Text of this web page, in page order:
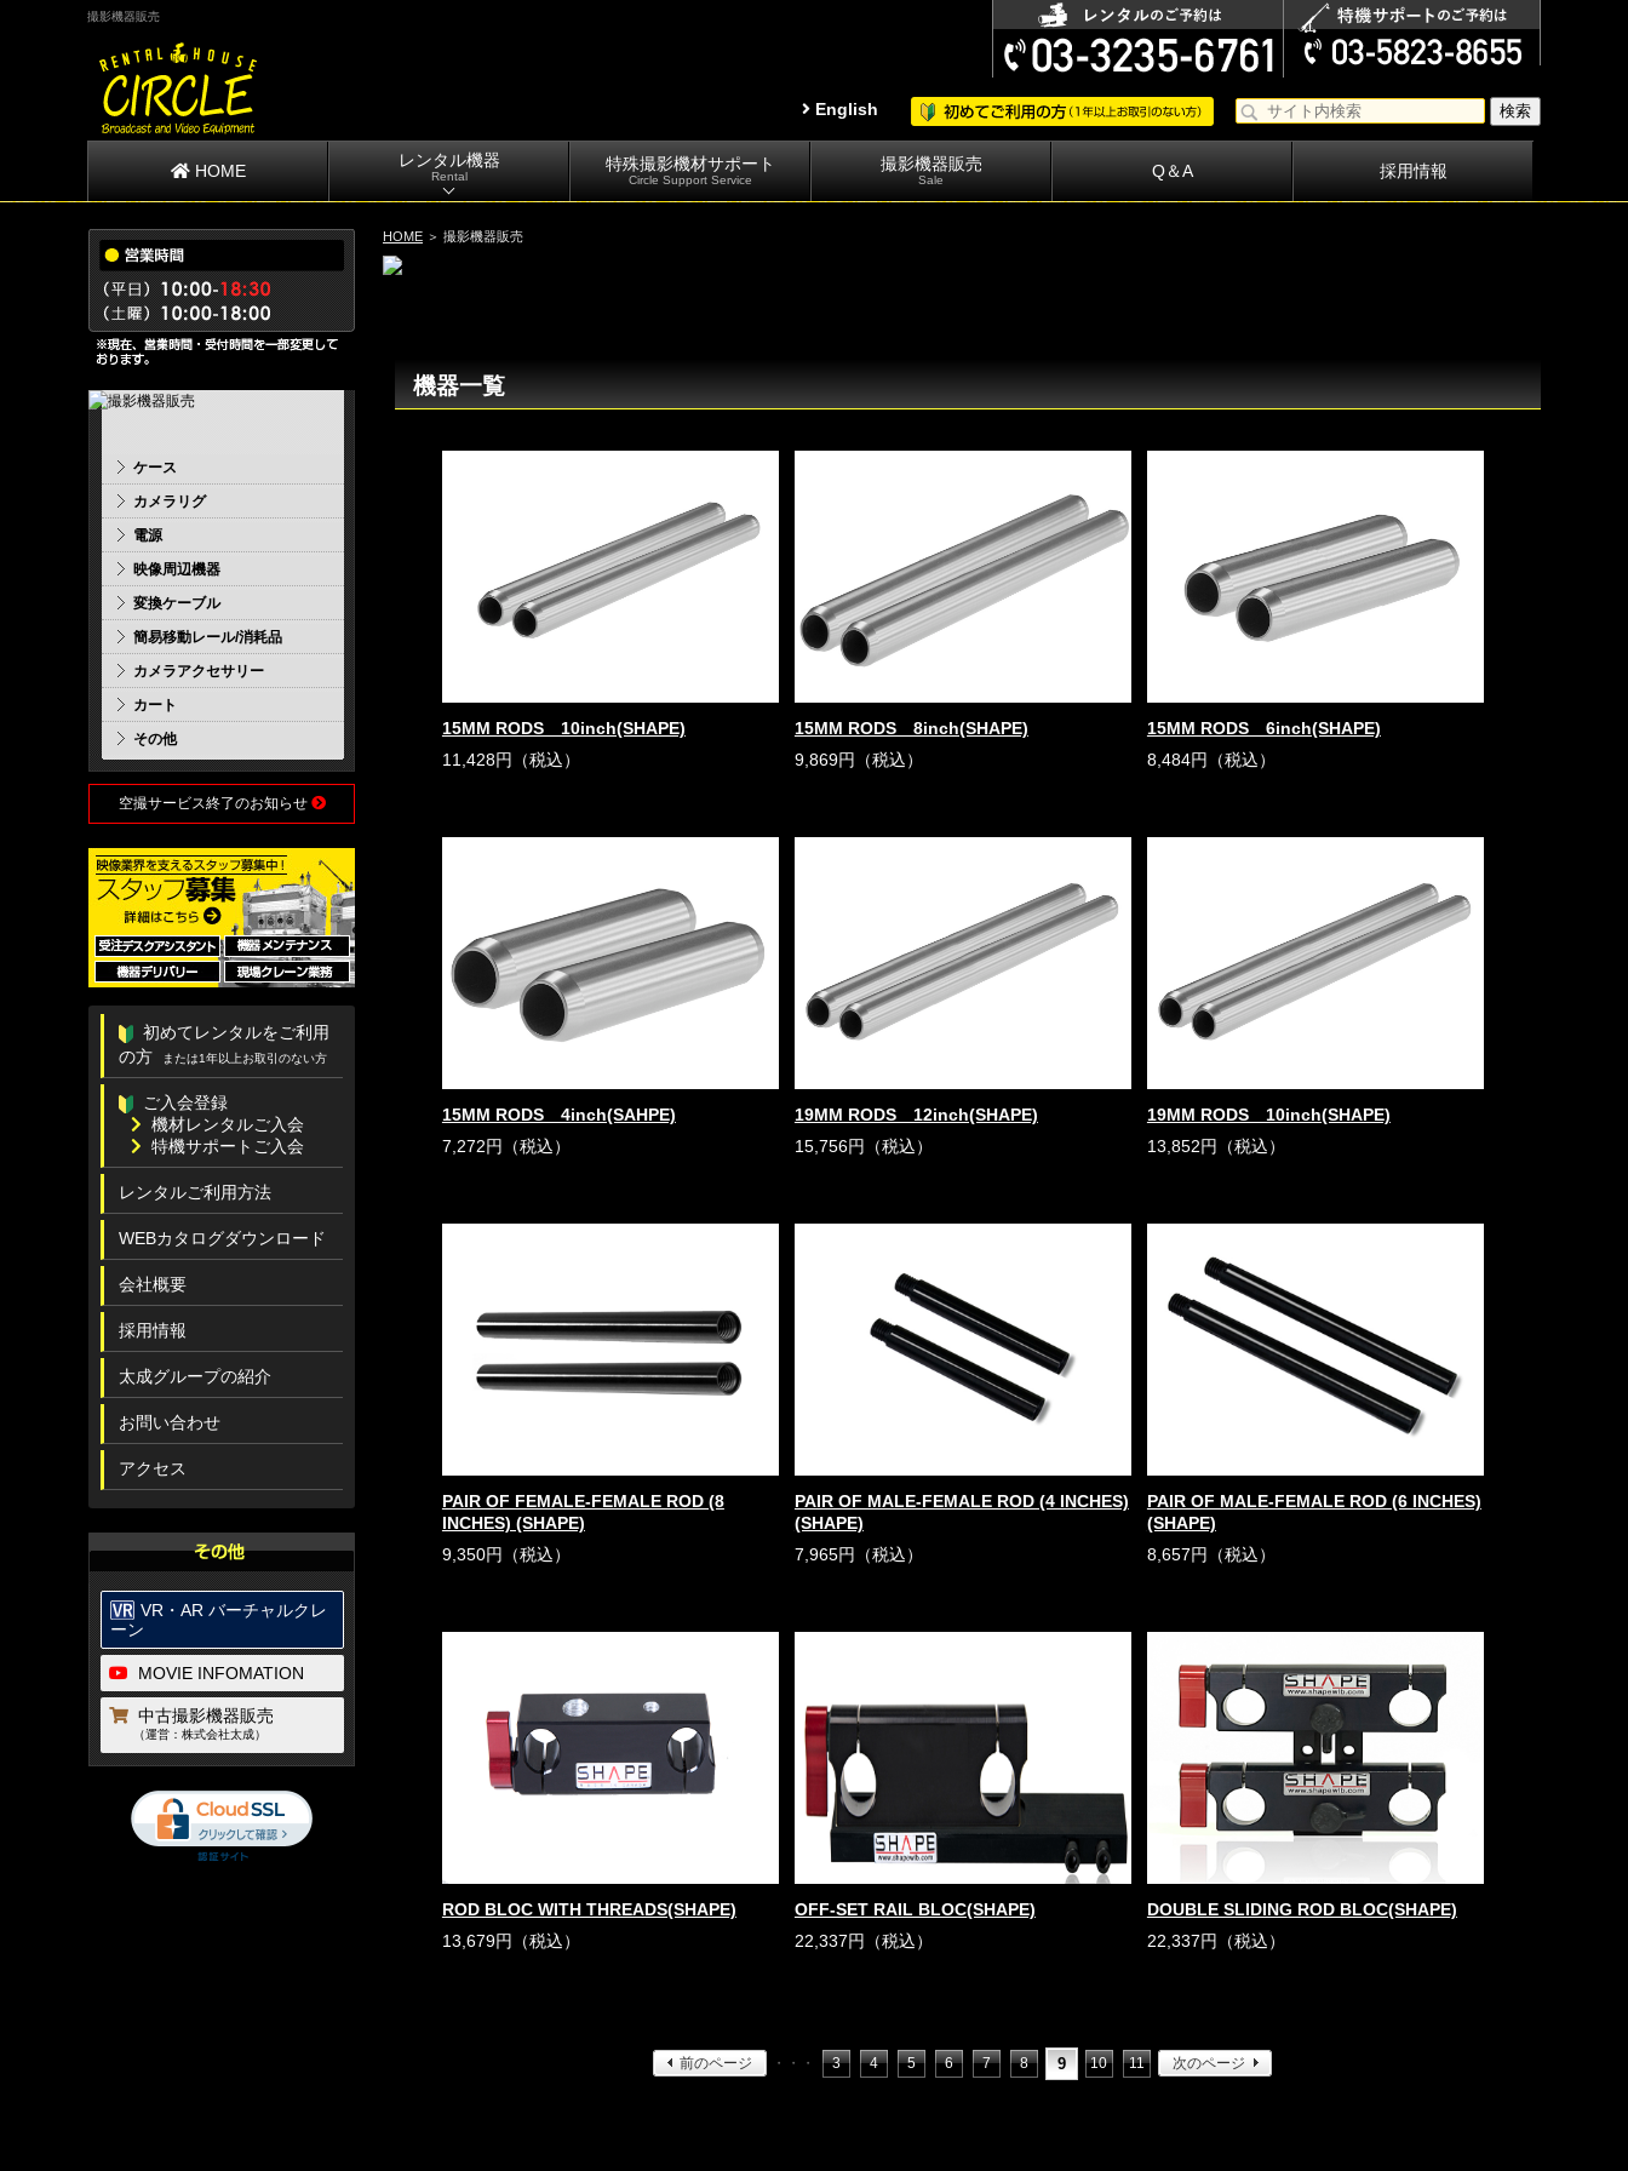
撮影機器販売
English
HOME
レンタル機器
Rental
特殊撮影機材サポート
Circle Support Service
撮影機器販売
Sale Q＆A 採用情報
HOME ＞ 撮影機器販売
機器一覧
15MM RODS 10inch(SHAPE)
11,428円（税込）
15MM RODS 8inch(SHAPE)
9,869円（税込）
15MM RODS 6inch(SHAPE)
8,484円（税込）
15MM RODS 4inch(SAHPE)
7,272円（税込）
19MM RODS 12inch(SHAPE)
15,756円（税込）
19MM RODS 10inch(SHAPE)
13,852円（税込）
PAIR OF FEMALE-FEMALE ROD (8
INCHES) (SHAPE)
9,350円（税込）
PAIR OF MALE-FEMALE ROD (4 INCHES)
(SHAPE)
7,965円（税込）
PAIR OF MALE-FEMALE ROD (6 INCHES)
(SHAPE)
8,657円（税込）
ROD BLOC WITH THREADS(SHAPE)
13,679円（税込）
OFF-SET RAIL BLOC(SHAPE)
22,337円（税込）
DOUBLE SLIDING ROD BLOC(SHAPE)
22,337円（税込）
前のページ ・・・ 3 4 5 6 7 8 9 10 11 次のページ
ケース
カメラリグ
電源
映像周辺機器
変換ケーブル
簡易移動レール/消耗品
カメラアクセサリー
カート
その他
空撮サービス終了のお知らせ
初めてレンタルをご利用
の方
または1年以上お取引のない方
ご入会登録
機材レンタルご入会
特機サポートご入会
レンタルご利用方法
WEBカタログダウンロード
会社概要
採用情報
太成グループの紹介
お問い合わせ
アクセス
VR・AR バーチャルクレ
ーン
MOVIE INFOMATION
中古撮影機器販売
（運営：株式会社太成）